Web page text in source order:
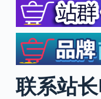
联系站